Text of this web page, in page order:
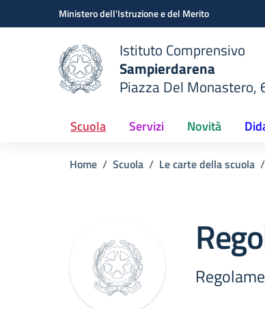
Vai ai contenuti
Vai al menu di navigazioneMinistero dell'Istruzione e del Merito
scuola
Istituto Comprensivo
Sampierdarena
Piazza Del Monastero,
Scuola Servizi Novità
Home Scuola Le carte della scuola